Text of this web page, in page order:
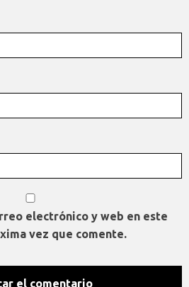
electrónico y web en este
vez que comente.